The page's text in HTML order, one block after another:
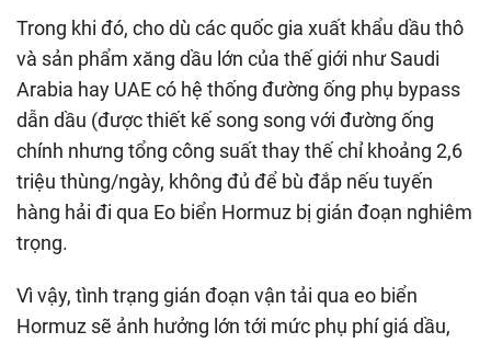
Trong khi đó, cho dù các quốc gia xuất khẩu dầu thô
và sản phẩm xăng dầu lớn của thế giới như Saudi
Arabia hay UAE có hệ thống đường ống phụ bypass
dẫn dầu (được thiết kế song song với đường ống
chính nhưng tổng công suất thay thế chỉ khoảng 2,6
triệu thùng/ngày, không đủ để bù đắp nếu tuyến
hàng hải đi qua Eo biển Hormuz bị gián đoạn nghiêm
trọng.
Vì vậy, tình trạng gián đoạn vận tải qua eo biển
Hormuz sẽ ảnh hưởng lớn tới mức phụ phí giá dầu,